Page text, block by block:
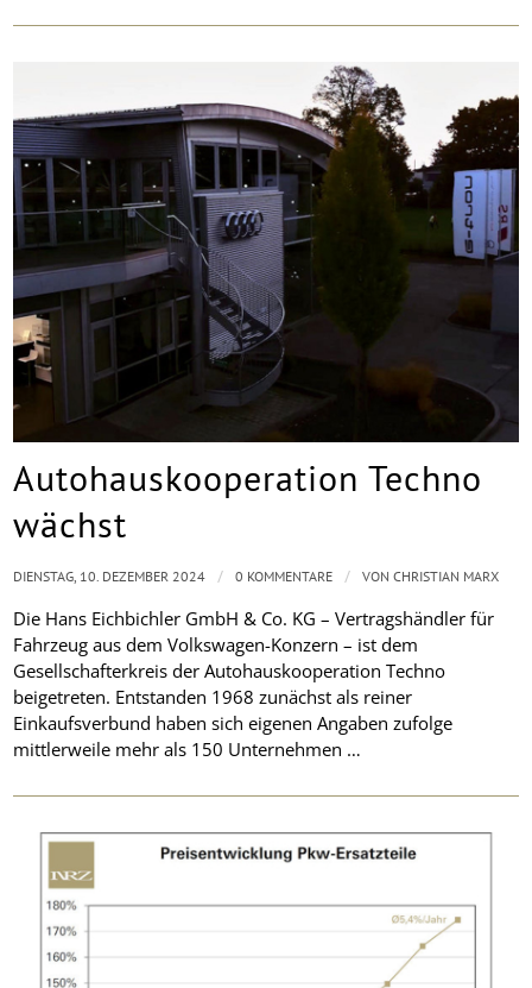
Autohauskooperation Techno
wächst
Die Hans Eichbichler GmbH & Co. KG – Vertragshändler für
Fahrzeug aus dem Volkswagen-Konzern – ist dem
Gesellschafterkreis der Autohauskooperation Techno
beigetreten. Entstanden 1968 zunächst als reiner
Einkaufsverbund haben sich eigenen Angaben zufolge
mittlerweile mehr als 150 Unternehmen …
DIENSTAG, 10. DEZEMBER 2024 / 0 KOMMENTARE / VONCHRISTIAN MARX